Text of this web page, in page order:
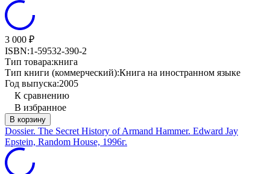
3 000 ₽
ISBN:1-59532-390-2
Тип товара:книга
Тип книги (коммерческий):Книга на иностранном языке
Год выпуска:2005
К сравнению
В избранное
В корзину
Dossier. The Secret History of Armand Hammer. Edward Jay
Epstein, Random House, 1996г.